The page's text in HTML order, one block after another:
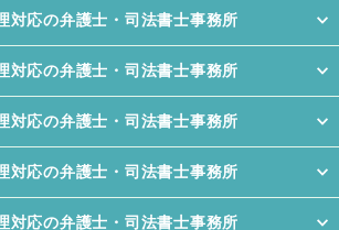
対応の弁護士・司法書士事務所
対応の弁護士・司法書士事務所
対応の弁護士・司法書士事務所
対応の弁護士・司法書士事務所
対応の弁護士・司法書士事務所